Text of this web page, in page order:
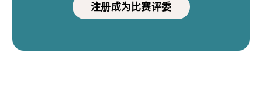
注册成为比赛评委